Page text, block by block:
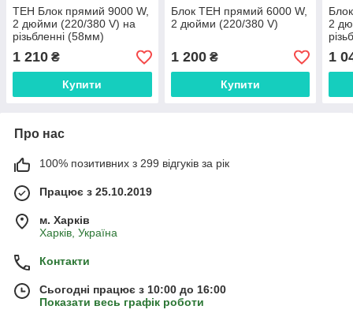
ТЕН Блок прямий 9000 W,
2 дюйми (220/380 V) на
різьбленні (58мм)
1 210 ₴
Купити
Блок ТЕН прямий 6000 W,
2 дюйми (220/380 V)
1 200₴
Купити
2
1
Про нас
100% позитивних з 299 відгуків за рік
Працює з 25.10.2019
м. Харків
Харків, Україна
Контакти
Сьогодні працює з 10:00 до 16:00
Показати весь графік роботи